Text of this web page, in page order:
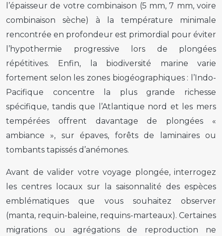
l’épaisseur de votre combinaison (5 mm, 7 mm, voire
combinaison sèche) à la température minimale
rencontrée en profondeur est primordial pour éviter
l’hypothermie progressive lors de plongées
répétitives. Enfin, la biodiversité marine varie
fortement selon les zones biogéographiques : l’Indo-
Pacifique concentre la plus grande richesse
spécifique, tandis que l’Atlantique nord et les mers
tempérées offrent davantage de plongées «
ambiance », sur épaves, forêts de laminaires ou
tombants tapissés d’anémones.
Avant de valider votre voyage plongée, interrogez
les centres locaux sur la saisonnalité des espèces
emblématiques que vous souhaitez observer
(manta, requin-baleine, requins-marteaux). Certaines
migrations ou agrégations de reproduction ne